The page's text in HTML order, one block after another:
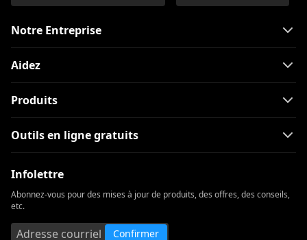
Notre Entreprise
Aidez
Produits
Outils en ligne gratuits
Infolettre
Abonnez-vous pour des mises à jour de produits, des offres, des conseils,
etc.
Confirmer